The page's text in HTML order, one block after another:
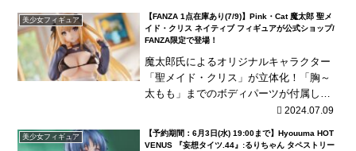
美少女フィギュア
【FANZA 1点在庫あり(7/9)】Pink・Cat 魔太郎 聖メ
イド・クリス ネイティブ フィギュアが公式ショップ/
FANZA限定で登場！
魔太郎氏によるオリジナルキャラクター
「聖メイド・クリス」が立体化！「胸～
太もも」までのボディパーツが付属して
2024.07.09
美少女フィギュア
【予約期間：6月3日(水) 19:00まで】Hyouuma HOT
VENUS 『妄想タイツ.44』:るりちゃん タペストリー